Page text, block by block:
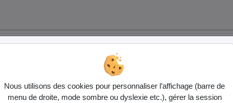
Nous utilisons des cookies pour personnaliser l’affichage (barre de
menu de droite, mode sombre ou dyslexie etc.), gérer la session